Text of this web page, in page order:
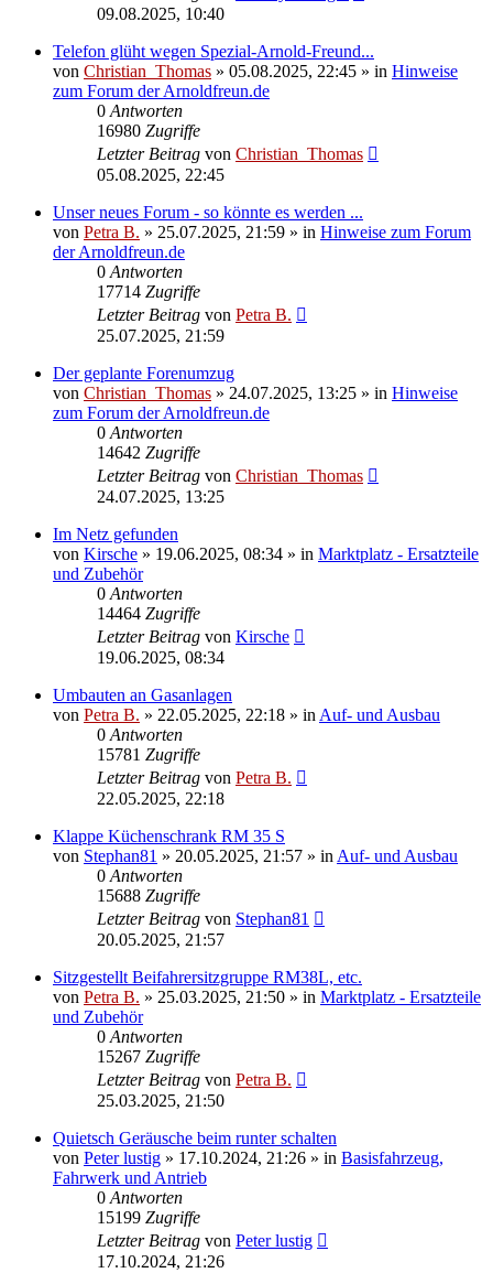
09.08.2025, 10:40
Telefon glüht wegen Spezial-Arnold-Freund...
von Christian_Thomas » 05.08.2025, 22:45 » in Hinweise
zum Forum der Arnoldfreun.de
0Antworten
16980 Zugriffe
Letzter Beitrag von Christian_Thomas
05.08.2025, 22:45
Unser neues Forum - so könnte es werden ...
von Petra B. » 25.07.2025, 21:59 » in Hinweise zum Forum
der Arnoldfreun.de
0Antworten
17714 Zugriffe
Letzter Beitrag von Petra B.
25.07.2025, 21:59
Der geplante Forenumzug
von Christian_Thomas » 24.07.2025, 13:25 » in Hinweise
zum Forum der Arnoldfreun.de
0Antworten
14642 Zugriffe
Letzter Beitrag von Christian_Thomas
24.07.2025, 13:25
Im Netz gefunden
von Kirsche » 19.06.2025, 08:34 » in Marktplatz - Ersatzteile
und Zubehör
0Antworten
14464 Zugriffe
Letzter Beitrag von Kirsche
19.06.2025, 08:34
Umbauten an Gasanlagen
von Petra B. » 22.05.2025, 22:18 » inAuf- und Ausbau
0Antworten
15781 Zugriffe
Letzter Beitrag von Petra B.
22.05.2025, 22:18
Klappe Küchenschrank RM 35 S
von Stephan81 » 20.05.2025, 21:57 » inAuf- und Ausbau
0Antworten
15688 Zugriffe
Letzter Beitrag von Stephan81
20.05.2025, 21:57
Sitzgestellt Beifahrersitzgruppe RM38L, etc.
von Petra B. » 25.03.2025, 21:50 » in Marktplatz - Ersatzteile
und Zubehör
0Antworten
15267 Zugriffe
Letzter Beitrag von Petra B.
25.03.2025, 21:50
Quietsch Geräusche beim runter schalten
von Peter lustig » 17.10.2024, 21:26 » in Basisfahrzeug,
Fahrwerk und Antrieb
0Antworten
15199 Zugriffe
Letzter Beitrag von Peter lustig
17.10.2024, 21:26